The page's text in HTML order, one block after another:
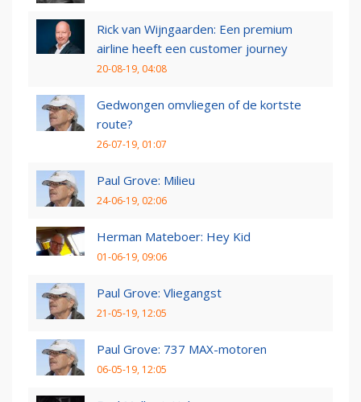
Rick van Wijngaarden: Een premium
airline heeft een customer journey
20-08-19, 04:08
Gedwongen omvliegen of de kortste
route?
26-07-19, 01:07
Paul Grove: Milieu
24-06-19, 02:06
Herman Mateboer: Hey Kid
01-06-19, 09:06
Paul Grove: Vliegangst
21-05-19, 12:05
Paul Grove: 737 MAX-motoren
06-05-19, 12:05